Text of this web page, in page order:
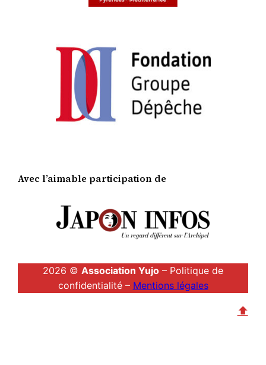
Avec l’aimable participation de
2026 © Association Yujo – Politique de
confidentialité – Mentions légales
⬆︎